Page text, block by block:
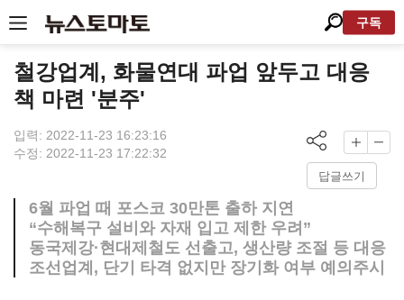
구독
철강업계, 화물연대 파업 앞두고 대응
책 마련 '분주'
입력: 2022-11-23 16:23:16
수정: 2022-11-23 17:22:32
답글쓰기
6월 파업 때 포스코 30만톤 출하 지연
“수해복구 설비와 자재 입고 제한 우려”
동국제강·현대제철도 선출고, 생산량 조절 등 대응
조선업계, 단기 타격 없지만 장기화 여부 예의주시